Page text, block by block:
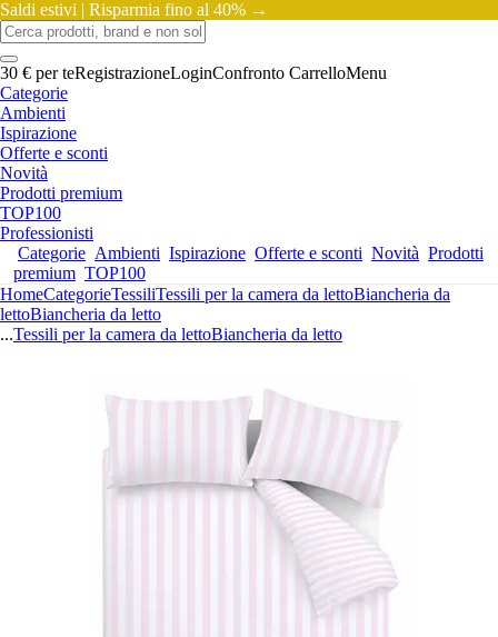
Saldi estivi | Risparmia fino al 40% →
30 € per teRegistrazioneLoginConfronto CarrelloMenu
Categorie
Ambienti
Ispirazione
Offerte e sconti
Novità
Prodotti premium
TOP100
Professionisti
Categorie Ambienti Ispirazione Offerte e sconti Novità Prodotti
premium TOP100
HomeCategorieTessiliTessili per la camera da lettoBiancheria da
lettoBiancheria da letto
...Tessili per la camera da lettoBiancheria da letto